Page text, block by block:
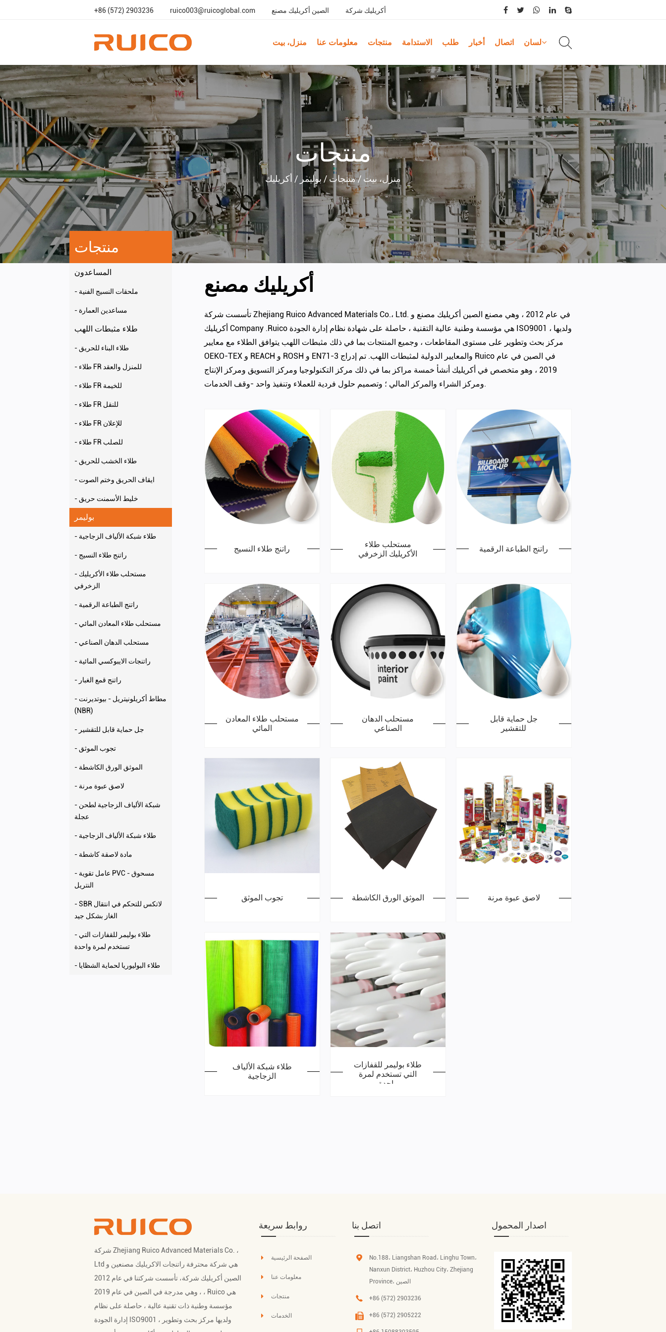
+86 (572) 2903236 ruico003@ruicoglobal.com الصين أكريليك مصنع أكريليك شركة
منزل، بيت معلومات عنا منتجات الاستدامة طلب أخبار اتصال لسان
منتجات
منزل، بيت /منتجات/ بوليمر / أكريليك
منتجات
المساعدون
- ملحقات النسيج الفنية
- مساعدين العمارة
طلاء مثبطات اللهب
- طلاء البناء للحريق
- طلاء FR للمنزل والعقد
- طلاء FR للخيمة
- طلاء FR للنقل
- طلاء FR للإعلان
- طلاء FR للصلب
- طلاء الخشب للحريق
- ايقاف الحريق وختم الصوت
- خليط الأسمنت حريق
بوليمر
- طلاء شبكة الألياف الزجاجية
- راتنج طلاء النسيج
- مستحلب طلاء الأكريليك
الزخرفي
- راتنج الطباعة الرقمية
- مستحلب طلاء المعادن المائي
- مستحلب الدهان الصناعي
- راتنجات الايبوكسي المائية
- راتنج قمع الغبار
- مطاط أكريلونيتريل - بيوتديرنت
(NBR)
- جل حماية قابل للتقشير
- تجوب الموثق
- الموثق الورق الكاشطة
- لاصق عبوة مرنة
- شبكة الألياف الزجاجية لطحن
عجلة
- طلاء شبكة الألياف الزجاجية
- مادة لاصقة كاشطة
- عامل تقوية PVC - مسحوق
النتريل
- SBR لاتكس للتحكم في انتقال
الغاز بشكل جيد
- طلاء بوليمر للقفازات التي
تستخدم لمرة واحدة
- طلاء البوليوريا لحماية الشظايا
أكريليك مصنع
تأسست شركة Zhejiang Ruico Advanced Materials Co.، Ltd. في عام 2012 ، وهي مصنع الصين أكريليك مصنع و
أكريليك Company .Ruico هي مؤسسة وطنية عالية التقنية ، حاصلة على شهادة نظام إدارة الجودة ISO9001 ، ولديها
مركز بحث وتطوير على مستوى المقاطعات ، وجميع المنتجات بما في ذلك مثبطات اللهب يتوافق الطلاء مع معايير
OEKO-TEX و REACH و ROSH و EN71-3 والمعايير الدولية لمثبطات اللهب. تم إدراج Ruico في الصين في عام
2019 ، وهو متخصص في
أكريليك أنشأ خمسة مراكز بما في ذلك مركز التكنولوجيا ومركز التسويق ومركز الإنتاج
ومركز الشراء والمركز المالي ؛ وتصميم حلول فردية للعملاء وتنفيذ واحد -وقف الخدمات.
راتنج طلاء النسيج
مستحلب طلاء
الأكريليك الزخرفي
راتنج الطباعة الرقمية
مستحلب طلاء المعادن
المائي
مستحلب الدهان
الصناعي
جل حماية قابل
للتقشير
تجوب الموثق الموثق الورق الكاشطة لاصق عبوة مرنة
طلاء شبكة الألياف
الزجاجية
طلاء بوليمر للقفازات
التي تستخدم لمرة
واحدة
شركة Zhejiang Ruico Advanced Materials Co. ،
Ltd هي شركة محترفة راتنجات الاكريليك مصنعين و
الصين أكريليك شركة
، تأسست شركتنا في عام 2012
، وهي مدرجة في الصين في عام 2019 ، Ruico هي
مؤسسة وطنية ذات تقنية عالية ، حاصلة على نظام
إدارة الجودة ISO9001 ، ولديها مركز بحث وتطوير
روابط سريعة
الصفحة الرئيسية
معلومات عنا
منتجات
الخدمات
اتصل بنا
No.188، Liangshan Road، Linghu Town،
Nanxun District، Huzhou City، Zhejiang
Province، الصين
+86 (572) 2903236
+86 (572) 2905222
اصدار المحمول